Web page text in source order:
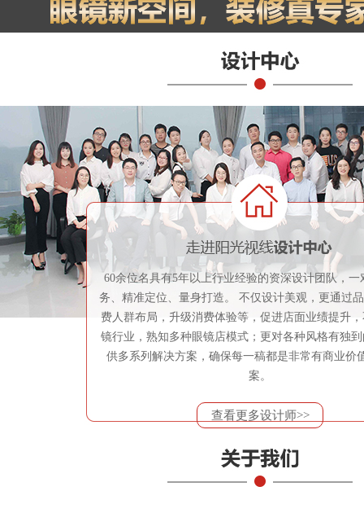
60余位名具有5年以上行业经验的资深设计团队，一
务、精准定位、量身打造。 不仅设计美观，更通过
费人群布局，升级消费体验等，促进店面业绩提升
镜行业，熟知多种眼镜店模式；更对各种风格有独
供多系列解决方案，确保每一稿都是非常有商业价
案。
查看更多设计师>>